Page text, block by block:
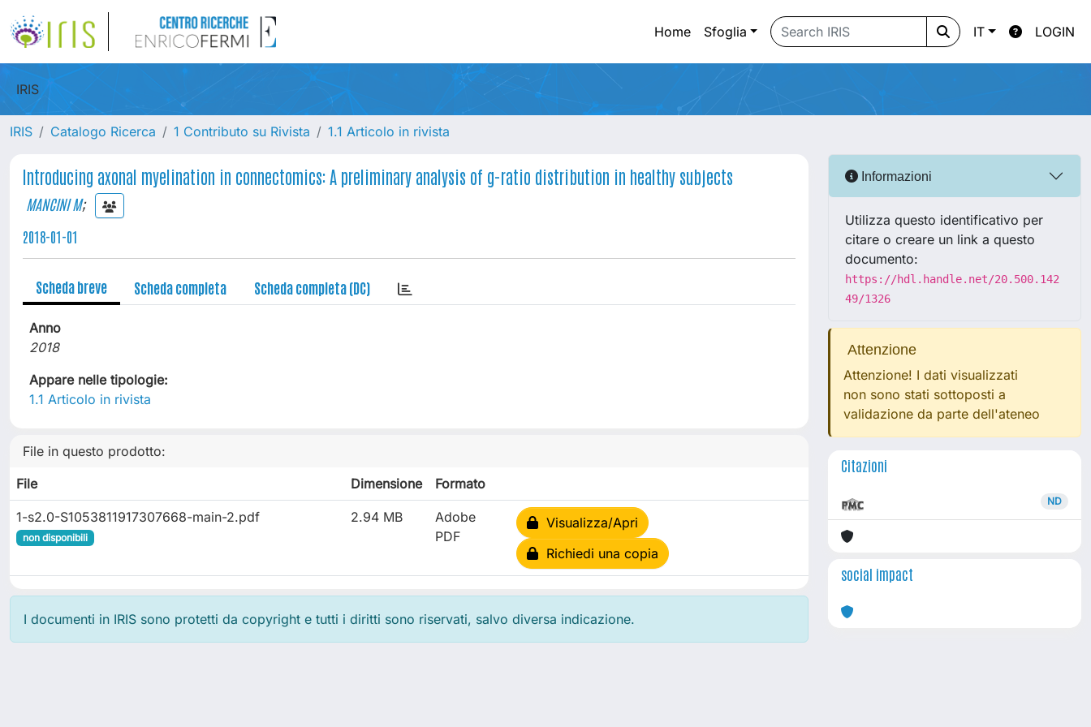
Home Sfoglia IT LOGIN
IRIS
IRIS Catalogo Ricerca 1 Contributo su Rivista 1.1 Articolo in rivista
Introducing axonal myelination in connectomics: A preliminary analysis of g-ratio distribution in healthy subjects
MANCINI M;
2018-01-01
Scheda breve Scheda completa Scheda completa (DC)
Anno
2018
Appare nelle tipologie:
1.1 Articolo in rivista
File in questo prodotto:
File
Dimensione Formato
1-s2.0-S1053811917307668-main-2.pdf
non disponibili
2.94 MB
Adobe
PDF
Visualizza/Apri
Richiedi una copia
I documenti in IRIS sono protetti da copyright e tutti i diritti sono riservati, salvo diversa indicazione.
Informazioni
Utilizza questo identificativo per
citare o creare un link a questo
documento:
https://hdl.handle.net/20.500.142
49/1326
Attenzione
Attenzione! I dati visualizzati
non sono stati sottoposti a
validazione da parte dell'ateneo
Citazioni
ND
social impact